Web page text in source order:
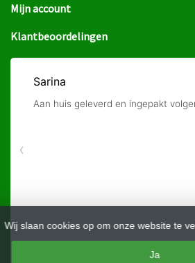
Wij slaan cookies op om onze website te
Ja
Mijn account
Klantbeoordelingen